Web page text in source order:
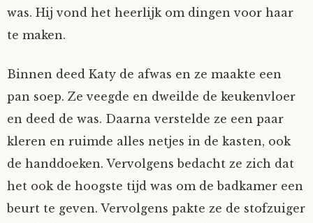
was. Hij vond het heerlijk om dingen voor haar
te maken.
Binnen deed Katy de afwas en ze maakte een
pan soep. Ze veegde en dweilde de keukenvloer
en deed de was. Daarna verstelde ze een paar
kleren en ruimde alles netjes in de kasten, ook
de handdoeken. Vervolgens bedacht ze zich dat
het ook de hoogste tijd was om de badkamer een
beurt te geven. Vervolgens pakte ze de stofzuiger